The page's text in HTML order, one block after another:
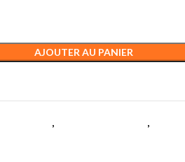
AJOUTER AU PANIER
, ,